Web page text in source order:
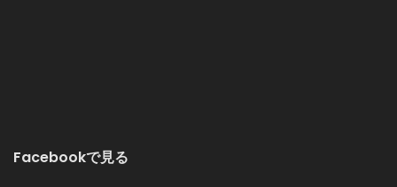
Facebookで見る